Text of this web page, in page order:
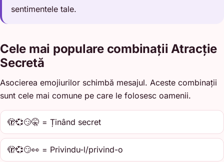
sentimentele tale.
Cele mai populare combinații Atracție
Secretă
Asocierea emojiurilor schimbă mesajul. Aceste combinații
sunt cele mai comune pe care le folosesc oamenii.
🫣💞😏🤫 = Ținând secret
🫣💞😏👀 = Privindu-l/privind-o